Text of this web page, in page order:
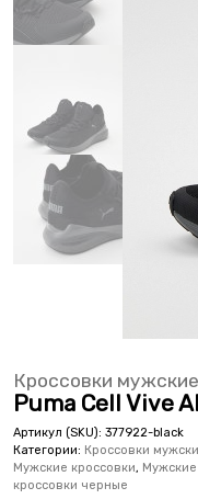
Кроссовки мужские
Puma Cell Vive
Артикул (SKU): 377922-black
Категории: Кроссовки
Мужские кроссовки, Мужские
кроссовки черные